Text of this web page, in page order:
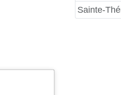
Sainte-